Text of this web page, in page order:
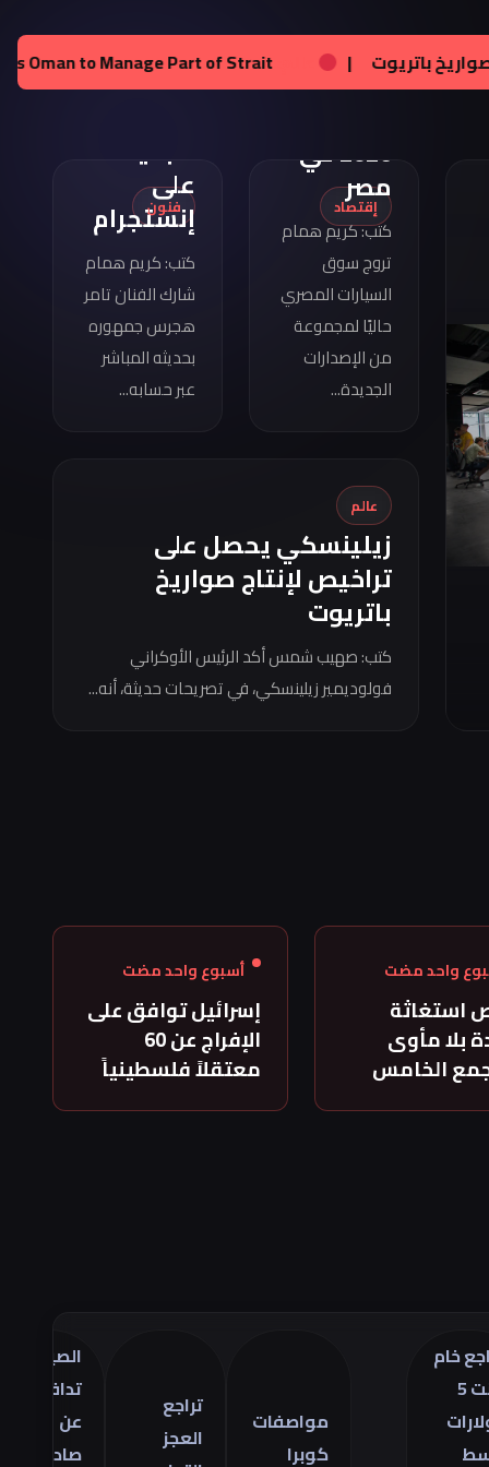
| عالم: زيلينسكي يحصل على تراخيص لإنتاج صواريخ
إقتصاد
مواصفات
كوبرا
2026 في
مصر
كتب: كريم همام
تروج سوق
السيارات المصري
حاليًا لمجموعة
من الإصدارات
الجديدة...
فنون
هجرس
يشارك
الجديدة
على
إنستجرام
كتب: كريم همام
شارك الفنان تامر
هجرس جمهوره
بحديثه المباشر
عبر حسابه...
عالم
زيلينسكي يحصل على
تراخيص لإنتاج صواريخ
باتريوت
كتب: صهيب شمس أكد الرئيس الأوكراني
فولوديمير زيلينسكي، في تصريحات حديثة، أنه...
واحد مضت
استغاثة
بلا مأوى
الخامس
أسبوع واحد مضت
إسرائيل توافق على
الإفراج عن 60
معتقلاً فلسطينياً
مواصفات
العجز
صادراتها